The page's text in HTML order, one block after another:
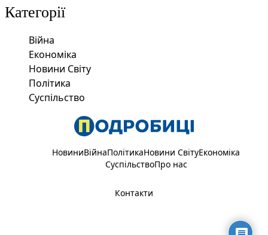
Категорії
Війна
Економіка
Новини Світу
Політика
Суспільство
НовиниВійнаПолітикаНовини СвітуЕкономіка
СуспільствоПро нас
Контакти